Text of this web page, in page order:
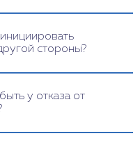
стороны?
в суд. Однако
принимает суд,
у отказа от
от прохождения